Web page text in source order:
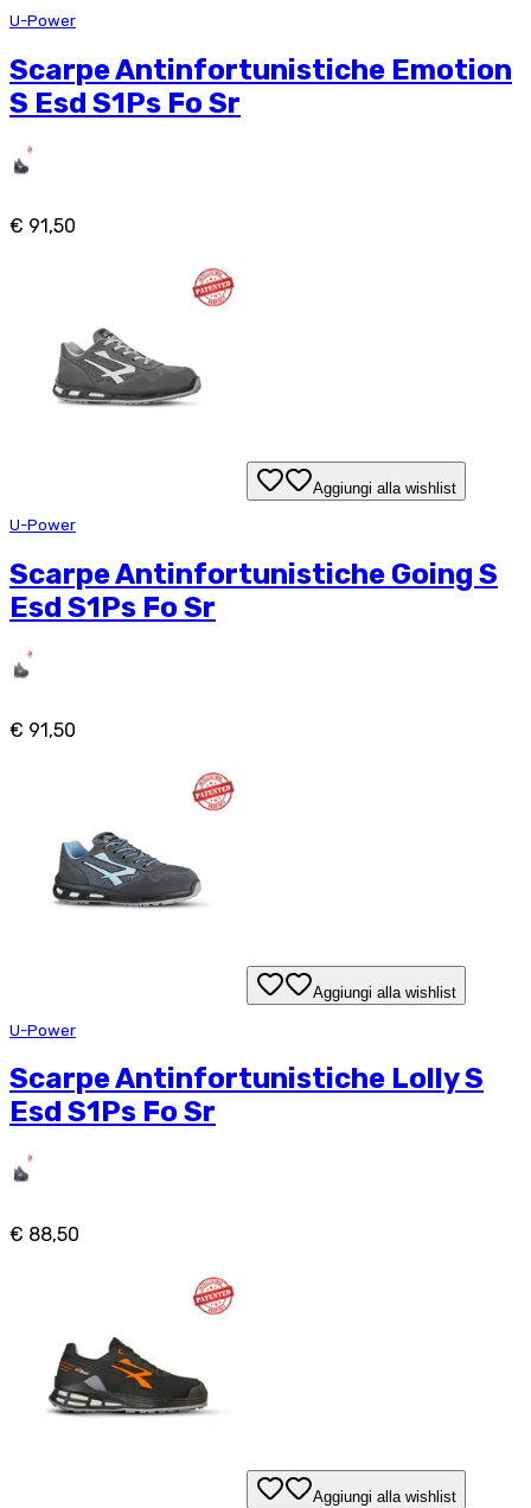
U-Power
Scarpe Antinfortunistiche Emotion
S Esd S1Ps Fo Sr
€ 91,50
Aggiungi alla wishlist
U-Power
Scarpe Antinfortunistiche Going S
Esd S1Ps Fo Sr
€ 91,50
Aggiungi alla wishlist
U-Power
Scarpe Antinfortunistiche Lolly S
Esd S1Ps Fo Sr
€ 88,50
Aggiungi alla wishlist